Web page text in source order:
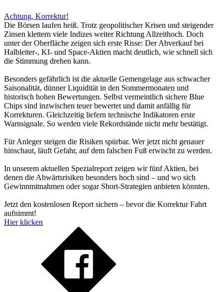
Achtung, Korrektur!
Die Börsen laufen heiß. Trotz geopolitischer Krisen und steigender
Zinsen klettern viele Indizes weiter Richtung Allzeithoch. Doch
unter der Oberfläche zeigen sich erste Risse: Der Abverkauf bei
Halbleiter-, KI- und Space-Aktien macht deutlich, wie schnell sich
die Stimmung drehen kann.
Besonders gefährlich ist die aktuelle Gemengelage aus schwacher
Saisonalität, dünner Liquidität in den Sommermonaten und
historisch hohen Bewertungen. Selbst vermeintlich sichere Blue
Chips sind inzwischen teuer bewertet und damit anfällig für
Korrekturen. Gleichzeitig liefern technische Indikatoren erste
Warnsignale. So werden viele Rekordstände nicht mehr bestätigt.
Für Anleger steigen die Risiken spürbar. Wer jetzt nicht genauer
hinschaut, läuft Gefahr, auf dem falschen Fuß erwischt zu werden.
In unserem aktuellen Spezialreport zeigen wir fünf Aktien, bei
denen die Abwärtsrisiken besonders hoch sind – und wo sich
Gewinnmitnahmen oder sogar Short-Strategien anbieten könnten.
Jetzt den kostenlosen Report sichern – bevor die Korrektur Fahrt
aufnimmt!
Hier klicken